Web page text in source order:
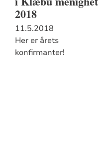
2018
11.5.2018
Her er årets
konfirmanter!